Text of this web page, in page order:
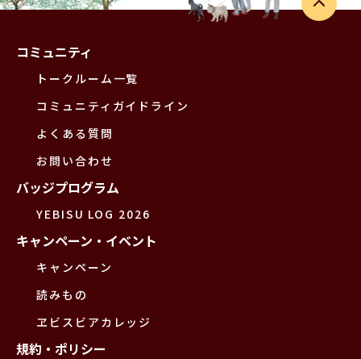
コミュニティ
トークルーム一覧
コミュニティガイドライン
よくある質問
お問い合わせ
バッジプログラム
YEBISU LOG 2026
キャンペーン・イベント
キャンペーン
読みもの
ヱビスビアカレッジ
規約・ポリシー